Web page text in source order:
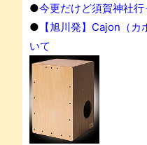
●今更だけど須賀神社行
● 【旭川発】Cajon（
いて